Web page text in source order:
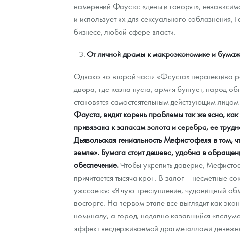
Книги по нумизматике
намерений Фауста: «деньги говорят»,
и использует их для сексуального соблазнения,
бизнесе, любой сфере власти.
От личной драмы к макроэкономике и
Однако во второй части «Фауста» перспектива
двора, где казна пуста, армия бунтует, народ
становятся самостоятельным действующим
Фауста, видит корень проблемы так же ясно,
привязана к запасам золота и серебра, ее
Дьявольская гениальность Мефистофеля в том,
земле». Бумага стоит дешево, удобна в
обеспечение.Чтобы укрепить доверие,
причитается тысяча крон. В залог — несметные
ужасается: «Я чую преступление, чудовищный
восторге. На первом этапе все выглядит как
номиналу, а город, недавно казавшийся
эффект несдерживаемой драгметаллами